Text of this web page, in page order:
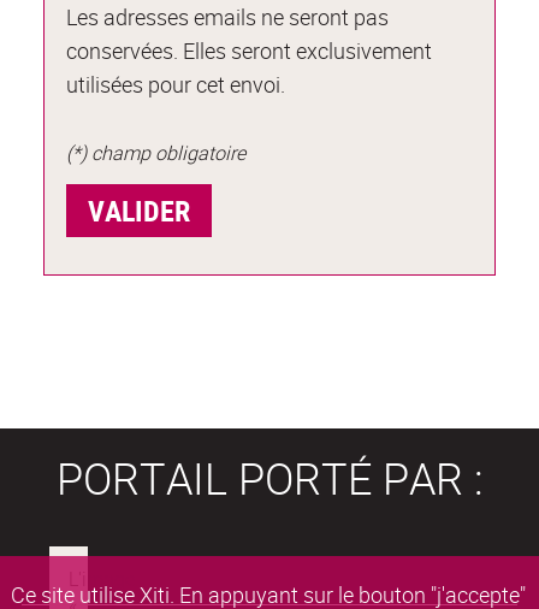
Ce site utilise Xiti. En appuyant sur le bouton "j'accepte"
Les adresses emails ne seront pas
conservées. Elles seront exclusivement
utilisées pour cet envoi.
(*) champ obligatoire
PORTAIL PORTÉ PAR :